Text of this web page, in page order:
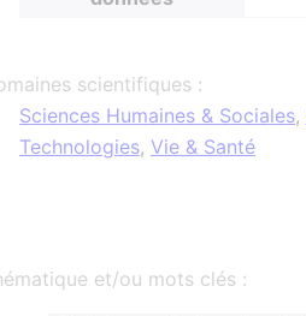
scientifiques :
Sciences Humaines & Sociales,
Technologies, Vie & Santé
et/ou mots clés :